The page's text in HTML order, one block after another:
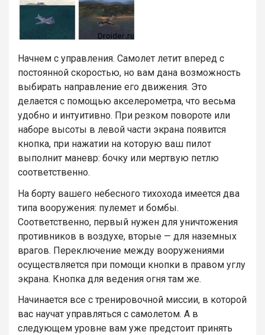
Начнем с управления. Самолет летит вперед с
постоянной скоростью, но вам дана возможность
выбирать направление его движения. Это
делается с помощью акселерометра, что весьма
удобно и интуитивно. При резком повороте или
наборе высоты в левой части экрана появится
кнопка, при нажатии на которую ваш пилот
выполнит маневр: бочку или мертвую петлю
соответственно.
На борту вашего небесного тихохода имеется два
типа вооружения: пулемет и бомбы.
Соответственно, первый нужен для уничтожения
противников в воздухе, вторые — для наземных
врагов. Переключение между вооружениями
осуществляется при помощи кнопки в правом углу
экрана. Кнопка для ведения огня там же.
Начинается все с тренировочной миссии, в которой
вас научат управляться с самолетом. А в
следующем уровне вам уже предстоит принять